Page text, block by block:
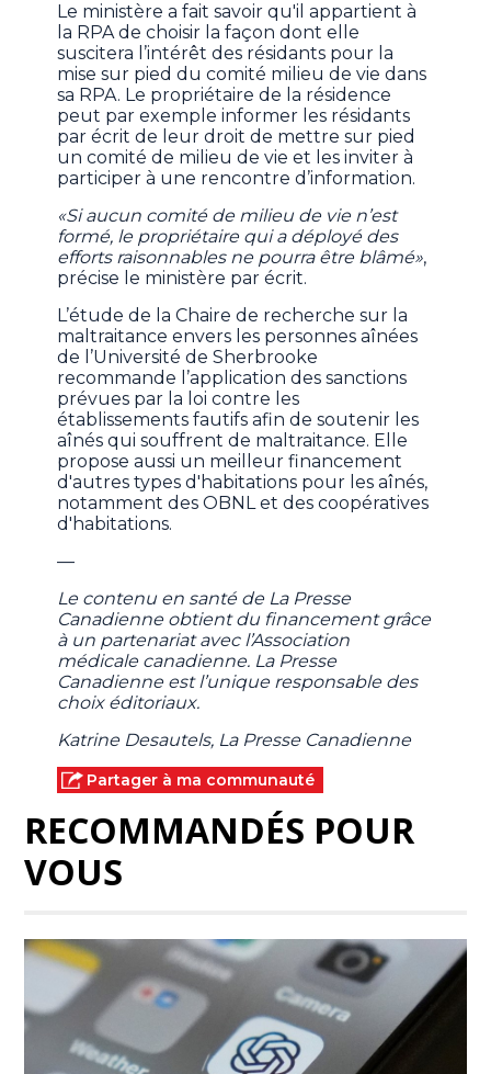
Le ministère a fait savoir qu'il appartient à
la RPA de choisir la façon dont elle
suscitera l’intérêt des résidants pour la
mise sur pied du comité milieu de vie dans
sa RPA. Le propriétaire de la résidence
peut par exemple informer les résidants
par écrit de leur droit de mettre sur pied
un comité de milieu de vie et les inviter à
participer à une rencontre d’information.
«Si aucun comité de milieu de vie n’est
formé, le propriétaire qui a déployé des
efforts raisonnables ne pourra être blâmé»,
précise le ministère par écrit.
L’étude de la Chaire de recherche sur la
maltraitance envers les personnes aînées
de l’Université de Sherbrooke
recommande l’application des sanctions
prévues par la loi contre les
établissements fautifs afin de soutenir les
aînés qui souffrent de maltraitance. Elle
propose aussi un meilleur financement
d'autres types d'habitations pour les aînés,
notamment des OBNL et des coopératives
d'habitations.
—
Le contenu en santé de La Presse
Canadienne obtient du financement grâce
à un partenariat avec l’Association
médicale canadienne. La Presse
Canadienne est l’unique responsable des
choix éditoriaux.
Katrine Desautels, La Presse Canadienne
Partager à ma communauté
RECOMMANDÉS POUR
VOUS